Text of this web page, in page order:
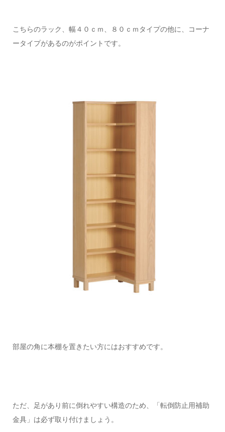
こちらのラック、幅４０ｃｍ、８０ｃｍタイプの他に、コーナ
ータイプがあるのがポイントです。
部屋の角に本棚を置きたい方にはおすすめです。
ただ、足があり前に倒れやすい構造のため、「転倒防止用補助
金具」は必ず取り付けましょう。